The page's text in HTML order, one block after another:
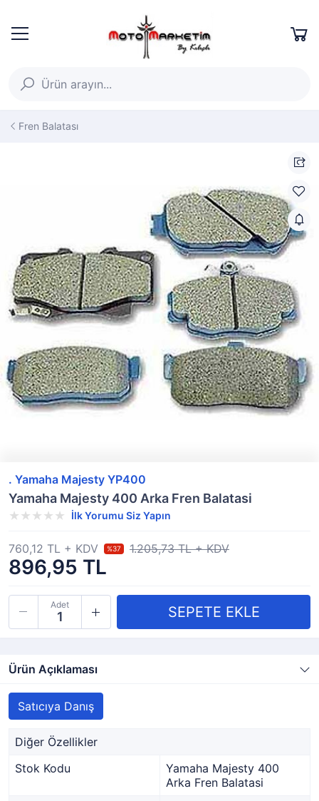
Fren Balatası
. Yamaha Majesty YP400
Yamaha Majesty 400 Arka Fren Balatasi
İlk Yorumu Siz Yapın
896,95 TL
760,12 TL + KDV %37 1.205,73 TL + KDV
Adet
Ürün Açıklaması
Satıcıya Danış
Diğer Özellikler
Stok Kodu
Yamaha Majesty 400
Arka Fren Balatasi